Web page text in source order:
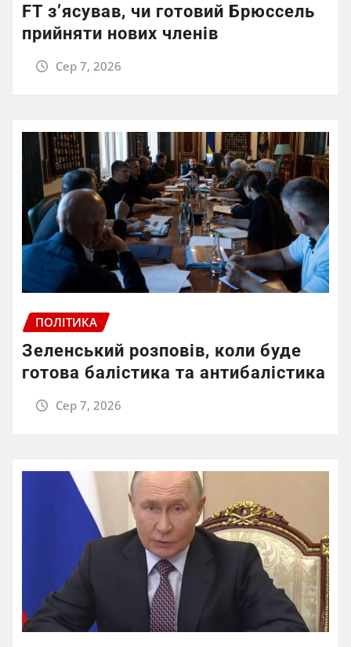
FT зʼясував, чи готовий Брюссель
прийняти нових членів
Сер 7, 2026
ПОЛІТИКА
Зеленський розповів, коли буде
готова балістика та антибалістика
Сер 7, 2026